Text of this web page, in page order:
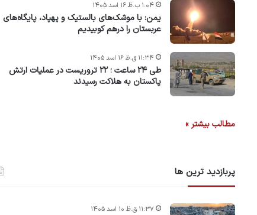
یمن: با موشک‌های بالستیک و پهپاد، پایگاه‌های
عربستان را درهم کوبیدیم
۱:۰۴ ب.ظ ۱۶ اسد ۱۴۰۵
طی ۲۴ ساعت ؛ ۲۲ تروریست در عملیات ارتش
پاکستان به هلاکت رسیدند
۱۱:۳۴ ق.ظ ۱۶ اسد ۱۴۰۵
مطالب بیشتر »
پربازدید ترین ها
۱۱:۳۷ ق.ظ ۱۰ اسد ۱۴۰۵